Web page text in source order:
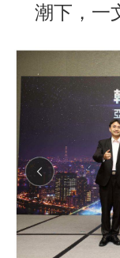
潮下，一